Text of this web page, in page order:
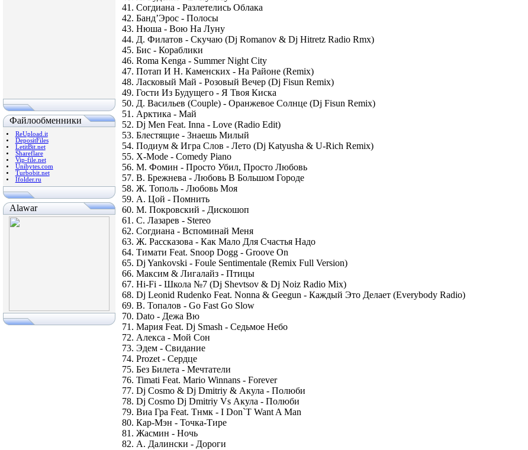
Файлообменники
ReUpload.it
DepositFiles
LetitBit.net
Shareflare
Vip-file.net
Unibytes.com
Turbobit.net
Ifolder.ru
Alawar
41. Согдиана - Разлетелись Облака
42. Банд’Эрос - Полосы
43. Нюша - Вою На Луну
44. Д. Филатов - Скучаю (Dj Romanov & Dj Hitretz Radio Rmx)
45. Бис - Кораблики
46. Roma Kenga - Summer Night City
47. Потап И Н. Каменских - На Районе (Remix)
48. Ласковый Май - Розовый Вечер (Dj Fisun Remix)
49. Гости Из Будущего - Я Твоя Киска
50. Д. Васильев (Couple) - Оранжевое Солнце (Dj Fisun Remix)
51. Арктика - Май
52. Dj Men Feat. Inna - Love (Radio Edit)
53. Блестящие - Знаешь Милый
54. Подиум & Игра Слов - Лето (Dj Katyusha & U-Rich Remix)
55. X-Mode - Comedy Piano
56. М. Фомин - Просто Убил, Просто Любовь
57. В. Брежнева - Любовь В Большом Городе
58. Ж. Тополь - Любовь Моя
59. А. Цой - Помнить
60. М. Покровский - Дискошоп
61. С. Лазарев - Stereo
62. Согдиана - Вспоминай Меня
63. Ж. Рассказова - Как Мало Для Счастья Надо
64. Тимати Feat. Snoop Dogg - Groove On
65. Dj Yankovski - Foule Sentimentale (Remix Full Version)
66. Максим & Лигалайз - Птицы
67. Hi-Fi - Школа №7 (Dj Shevtsov & Dj Noiz Radio Mix)
68. Dj Leonid Rudenko Feat. Nonna & Geegun - Каждый Это Делает (Everybody Radio)
69. В. Топалов - Go Fast Go Slow
70. Dato - Дежа Вю
71. Мария Feat. Dj Smash - Седьмое Небо
72. Алекса - Мой Сон
73. Эдем - Свидание
74. Prozet - Сердце
75. Без Билета - Мечтатели
76. Timati Feat. Mario Winnans - Forever
77. Dj Cosmo & Dj Dmitriy & Акула - Полюби
78. Dj Cosmo Dj Dmitriy Vs Акула - Полюби
79. Виа Гра Feat. Тнмк - I Don`T Want A Man
80. Кар-Мэн - Точка-Тире
81. Жасмин - Ночь
82. А. Далински - Дороги